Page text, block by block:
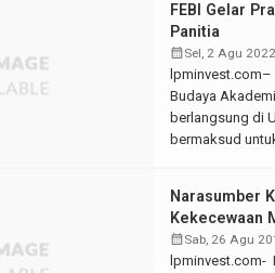
GENBI, BSI
dan […]
FEBI Gelar
Panitia
calendar_monthSel, 2 Agu 2022
lpminvest.com–
Budaya
berlangsung di
bermaksud
(FEBI) diisi oleh
serta forum […]
Narasumber
Kekecewaan
calendar_monthSab, 26 Agu
lpminvest.com-